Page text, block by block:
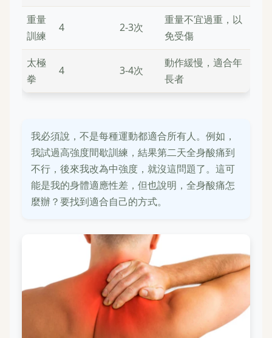
重量
訓練
4 2-3次
重量不宜過重，以
免受傷
太極
拳
4 3-4次
動作緩慢，適合年
長者
我必須說，不是每種運動都適合所有人。例如，
我試過高強度間歇訓練，結果第二天全身酸痛到
不行，後來我改為中強度，就沒這問題了。這可
能是我的身體適應性差，但也說明，全身酸痛怎
麼辦？要找到適合自己的方式。